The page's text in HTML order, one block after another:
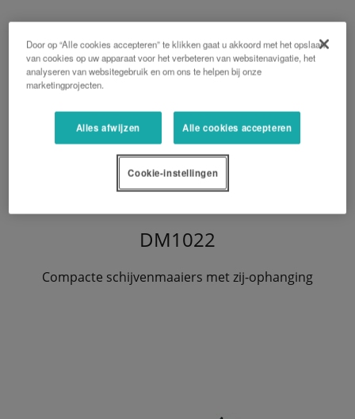
DM1022
Compacte schijvenmaaiers met zij-ophanging
Door op “Alle cookies accepteren” te klikken gaat u akkoord met het opslaan
van cookies op uw apparaat voor het verbeteren van websitenavigatie, het
analyseren van websitegebruik en om ons te helpen bij onze
marketingprojecten.
Alles afwijzen Alle cookies accepteren
Cookie-instellingen